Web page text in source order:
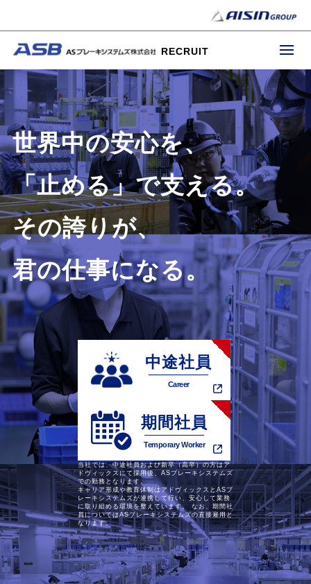
RECRUIT
世界中の安心を、
「止める」で支える。
その誇りが、
君の仕事になる。
中途社員
Career
期間社員
Temporary Worker
当社では、中途社員および新卒（高卒）の方はア
ドヴィックスにて採用後、ASブレーキシステムズ
での勤務となります。
キャリア形成や教育体制はアドヴィックスとASブ
レーキシステムズが連携して行い、安心して業務
に取り組める環境を整えています。 なお、期間社
員についてはASブレーキシステムズの直接雇用と
なります。